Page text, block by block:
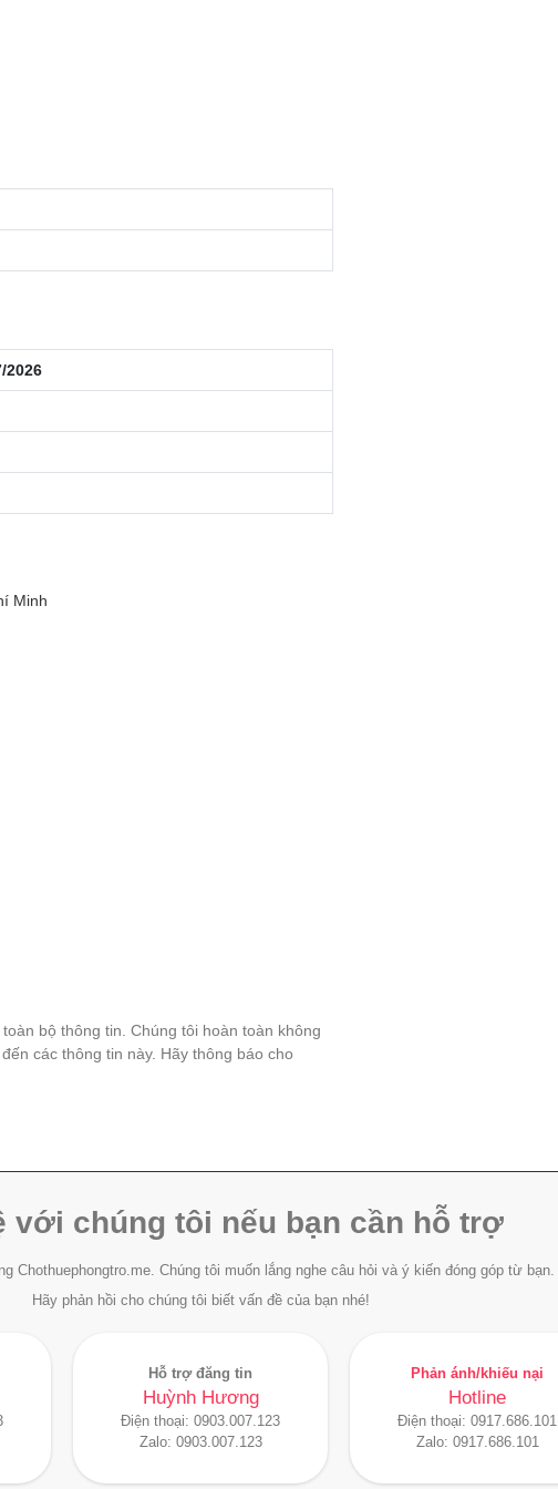
2026
Minh
bộ thông tin. Chúng tôi hoàn toàn không
các thông tin này. Hãy thông báo cho
với chúng tôi nếu bạn cần hỗ trợ
Chothuephongtro.me. Chúng tôi muốn lắng nghe câu hỏi và ý kiến đóng góp từ bạn.
Hãy phản hồi cho chúng tôi biết vấn đề của bạn nhé!
Hỗ trợ đăng tin
Huỳnh Hương
Điện thoại: 0903.007.123
Zalo: 0903.007.123
Phản ánh/khiếu nại
Hotline
Điện thoại: 0917.686.101
Zalo: 0917.686.101